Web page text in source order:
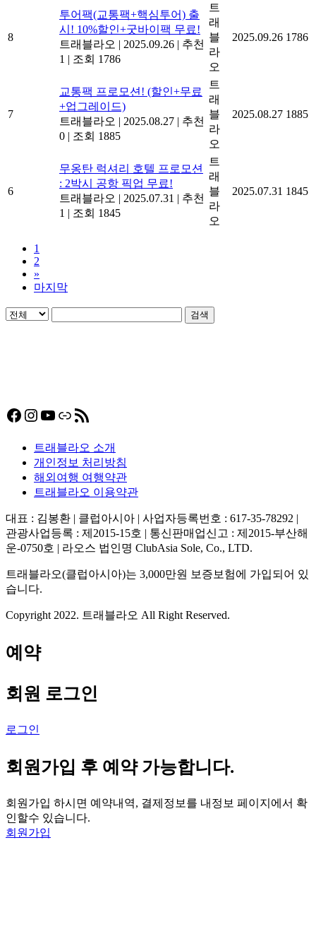
8
투어팩(교통팩+핵심투어) 출
시! 10%할인+굿바이팩 무료!
트래블라오 | 2025.09.26 | 추천
1 | 조회 1786
트
래
블
라
오
2025.09.26 1786
7
교통팩 프로모션! (할인+무료
+업그레이드)
트래블라오 | 2025.08.27 | 추천
0 | 조회 1885
트
래
블
라
오
2025.08.27 1885
6
무옹탄 럭셔리 호텔 프로모션
: 2박시 공항 픽업 무료!
트래블라오 | 2025.07.31 | 추천
1 | 조회 1845
트
래
블
라
오
2025.07.31 1845
1
2
»
마지막
검색
Facebook
Instagram
YouTube
링크RSS 피드
트래블라오 소개
개인정보 처리방침
해외여행 여행약관
트래블라오 이용약관
대표 : 김봉환 | 클럽아시아 | 사업자등록번호 : 617-35-78292 |
관광사업등록 : 제2015-15호 | 통신판매업신고 : 제2015-부산해
운-0750호 | 라오스 법인명 ClubAsia Sole, Co., LTD.
트래블라오(클럽아시아)는 3,000만원 보증보험에 가입되어 있
습니다.
Copyright 2022. 트래블라오 All Right Reserved.
예약
회원 로그인
로그인
회원가입 후 예약 가능합니다.
회원가입 하시면 예약내역, 결제정보를 내정보 페이지에서 확
인할수 있습니다.
회원가입